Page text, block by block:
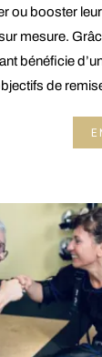
ou booster
mesure.
bénéficie
de